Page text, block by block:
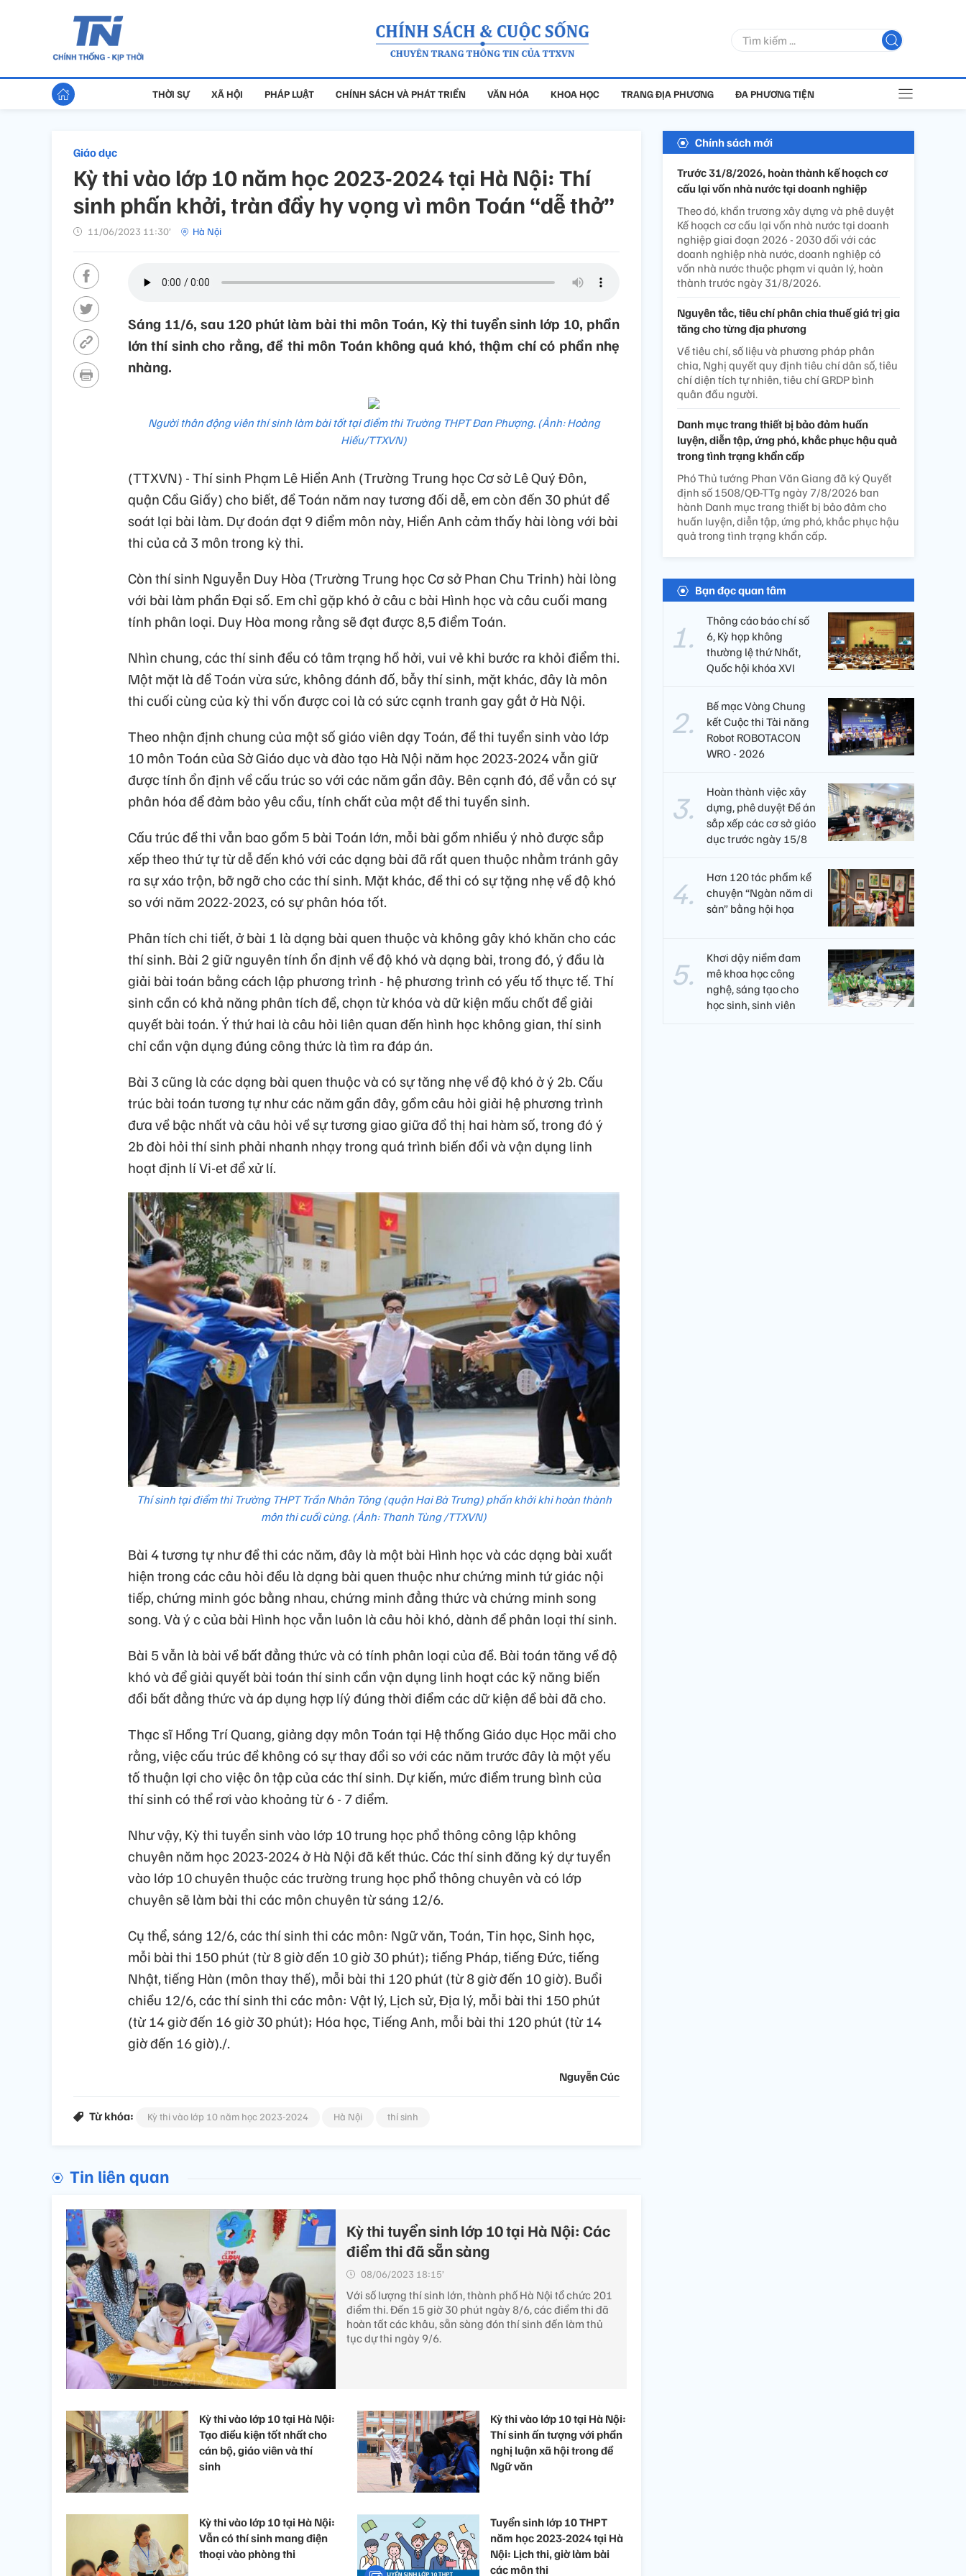
THỜI SỰ XÃ HỘI PHÁP LUẬT CHÍNH SÁCH VÀ PHÁT TRIỂN VĂN HÓA KHOA HỌC TRANG ĐỊA PHƯƠNG ĐA PHƯƠNG TIỆN
Giáo dục
Kỳ thi vào lớp 10 năm học 2023-2024 tại Hà Nội: Thí
sinh phấn khởi, tràn đầy hy vọng vì môn Toán “dễ thở”
11/06/2023 11:30’ Hà Nội
Sáng 11/6, sau 120 phút làm bài thi môn Toán, Kỳ thi tuyển sinh lớp 10, phần
lớn thí sinh cho rằng, đề thi môn Toán không quá khó, thậm chí có phần nhẹ
nhàng.
Người thân động viên thí sinh làm bài tốt tại điểm thi Trường THPT Đan Phượng. (Ảnh: Hoàng
Hiếu/TTXVN)
(TTXVN) - Thí sinh Phạm Lê Hiền Anh (Trường Trung học Cơ sở Lê Quý Đôn,
quận Cầu Giấy) cho biết, đề Toán năm nay tương đối dễ, em còn đến 30 phút để
soát lại bài làm. Dự đoán đạt 9 điểm môn này, Hiền Anh cảm thấy hài lòng với bài
thi của cả 3 môn trong kỳ thi.
Còn thí sinh Nguyễn Duy Hòa (Trường Trung học Cơ sở Phan Chu Trinh) hài lòng
với bài làm phần Đại số. Em chỉ gặp khó ở câu c bài Hình học và câu cuối mang
tính phân loại. Duy Hòa mong rằng sẽ đạt được 8,5 điểm Toán.
Nhìn chung, các thí sinh đều có tâm trạng hồ hởi, vui vẻ khi bước ra khỏi điểm thi.
Một mặt là đề Toán vừa sức, không đánh đố, bẫy thí sinh, mặt khác, đây là môn
thi cuối cùng của kỳ thi vốn được coi là có sức cạnh tranh gay gắt ở Hà Nội.
Theo nhận định chung của một số giáo viên dạy Toán, đề thi tuyển sinh vào lớp
10 môn Toán của Sở Giáo dục và đào tạo Hà Nội năm học 2023-2024 vẫn giữ
được tính ổn định về cấu trúc so với các năm gần đây. Bên cạnh đó, đề vẫn có sự
phân hóa để đảm bảo yêu cầu, tính chất của một đề thi tuyển sinh.
Cấu trúc đề thi vẫn bao gồm 5 bài Toán lớn, mỗi bài gồm nhiều ý nhỏ được sắp
xếp theo thứ tự từ dễ đến khó với các dạng bài đã rất quen thuộc nhằm tránh gây
ra sự xáo trộn, bỡ ngỡ cho các thí sinh. Mặt khác, đề thi có sự tặng nhẹ về độ khó
so với năm 2022-2023, có sự phân hóa tốt.
Phân tích chi tiết, ở bài 1 là dạng bài quen thuộc và không gây khó khăn cho các
thí sinh. Bài 2 giữ nguyên tính ổn định về độ khó và dạng bài, trong đó, ý đầu là
giải bài toán bằng cách lập phương trình - hệ phương trình có yếu tố thực tế. Thí
sinh cần có khả năng phân tích đề, chọn từ khóa và dữ kiện mấu chốt để giải
quyết bài toán. Ý thứ hai là câu hỏi liên quan đến hình học không gian, thí sinh
chỉ cần vận dụng đúng công thức là tìm ra đáp án.
Bài 3 cũng là các dạng bài quen thuộc và có sự tăng nhẹ về độ khó ở ý 2b. Cấu
trúc bài toán tương tự như các năm gần đây, gồm câu hỏi giải hệ phương trình
đưa về bậc nhất và câu hỏi về sự tương giao giữa đồ thị hai hàm số, trong đó ý
2b đòi hỏi thí sinh phải nhanh nhạy trong quá trình biến đổi và vận dụng linh
hoạt định lí Vi-et để xử lí.
Thí sinh tại điểm thi Trường THPT Trần Nhân Tông (quận Hai Bà Trưng) phấn khởi khi hoàn thành
môn thi cuối cùng. (Ảnh: Thanh Tùng /TTXVN)
Bài 4 tương tự như đề thi các năm, đây là một bài Hình học và các dạng bài xuất
hiện trong các câu hỏi đều là dạng bài quen thuộc như chứng minh tứ giác nội
tiếp, chứng minh góc bằng nhau, chứng minh đẳng thức và chứng minh song
song. Và ý c của bài Hình học vẫn luôn là câu hỏi khó, dành để phân loại thí sinh.
Bài 5 vẫn là bài về bất đẳng thức và có tính phân loại của đề. Bài toán tăng về độ
khó và để giải quyết bài toán thí sinh cần vận dụng linh hoạt các kỹ năng biến
đổi bất đẳng thức và áp dụng hợp líý đúng thời điểm các dữ kiện đề bài đã cho.
Thạc sĩ Hồng Trí Quang, giảng dạy môn Toán tại Hệ thống Giáo dục Học mãi cho
rằng, việc cấu trúc đề không có sự thay đổi so với các năm trước đây là một yếu
tố thuận lợi cho việc ôn tập của các thí sinh. Dự kiến, mức điểm trung bình của
thí sinh có thể rơi vào khoảng từ 6 - 7 điểm.
Như vậy, Kỳ thi tuyển sinh vào lớp 10 trung học phổ thông công lập không
chuyên năm học 2023-2024 ở Hà Nội đã kết thúc. Các thí sinh đăng ký dự tuyển
vào lớp 10 chuyên thuộc các trường trung học phổ thông chuyên và có lớp
chuyên sẽ làm bài thi các môn chuyên từ sáng 12/6.
Cụ thể, sáng 12/6, các thí sinh thi các môn: Ngữ văn, Toán, Tin học, Sinh học,
mỗi bài thi 150 phút (từ 8 giờ đến 10 giờ 30 phút); tiếng Pháp, tiếng Đức, tiếng
Nhật, tiếng Hàn (môn thay thế), mỗi bài thi 120 phút (từ 8 giờ đến 10 giờ). Buổi
chiều 12/6, các thí sinh thi các môn: Vật lý, Lịch sử, Địa lý, mỗi bài thi 150 phút
(từ 14 giờ đến 16 giờ 30 phút); Hóa học, Tiếng Anh, mỗi bài thi 120 phút (từ 14
giờ đến 16 giờ)./.
Nguyễn Cúc
Từ khóa: Kỳ thi vào lớp 10 năm học 2023-2024 Hà Nội thí sinh
Tin liên quan
Kỳ thi tuyển sinh lớp 10 tại Hà Nội: Các
điểm thi đã sẵn sàng
08/06/2023 18:15’
Với số lượng thí sinh lớn, thành phố Hà Nội tổ chức 201
điểm thi. Đến 15 giờ 30 phút ngày 8/6, các điểm thi đã
hoàn tất các khâu, sẵn sàng đón thí sinh đến làm thủ
tục dự thi ngày 9/6.
Kỳ thi vào lớp 10 tại Hà Nội:
Tạo điều kiện tốt nhất cho
cán bộ, giáo viên và thí
sinh
Kỳ thi vào lớp 10 tại Hà Nội:
Thí sinh ấn tượng với phần
nghị luận xã hội trong đề
Ngữ văn
Kỳ thi vào lớp 10 tại Hà Nội:
Vẫn có thí sinh mang điện
thoại vào phòng thi
Tuyển sinh lớp 10 THPT
năm học 2023-2024 tại Hà
Nội: Lịch thi, giờ làm bài
các môn thi
Chính sách mới
Trước 31/8/2026, hoàn thành kế hoạch cơ
cấu lại vốn nhà nước tại doanh nghiệp
Theo đó, khẩn trương xây dựng và phê duyệt
Kế hoạch cơ cấu lại vốn nhà nước tại doanh
nghiệp giai đoạn 2026 - 2030 đối với các
doanh nghiệp nhà nước, doanh nghiệp có
vốn nhà nước thuộc phạm vi quản lý, hoàn
thành trước ngày 31/8/2026.
Nguyên tắc, tiêu chí phân chia thuế giá trị gia
tăng cho từng địa phương
Về tiêu chí, số liệu và phương pháp phân
chia, Nghị quyết quy định tiêu chí dân số, tiêu
chí diện tích tự nhiên, tiêu chí GRDP bình
quân đầu người.
Danh mục trang thiết bị bảo đảm huấn
luyện, diễn tập, ứng phó, khắc phục hậu quả
trong tình trạng khẩn cấp
Phó Thủ tướng Phan Văn Giang đã ký Quyết
định số 1508/QĐ-TTg ngày 7/8/2026 ban
hành Danh mục trang thiết bị bảo đảm cho
huấn luyện, diễn tập, ứng phó, khắc phục hậu
quả trong tình trạng khẩn cấp.
Bạn đọc quan tâm
Thông cáo báo chí số
6, Kỳ họp không
thường lệ thứ Nhất,
Quốc hội khóa XVI
Bế mạc Vòng Chung
kết Cuộc thi Tài năng
Robot ROBOTACON
WRO - 2026
Hoàn thành việc xây
dựng, phê duyệt Đề án
sắp xếp các cơ sở giáo
dục trước ngày 15/8
Hơn 120 tác phẩm kể
chuyện “Ngàn năm di
sản” bằng hội họa
Khơi dậy niềm đam
mê khoa học công
nghệ, sáng tạo cho
học sinh, sinh viên